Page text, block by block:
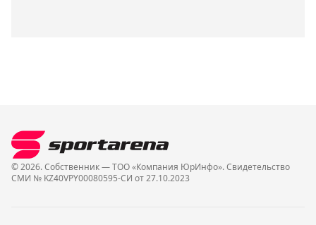
© 2026. Собственник — ТОО «Компания ЮрИнфо». Cвидетельство
СМИ № KZ40VPY00080595-СИ от 27.10.2023